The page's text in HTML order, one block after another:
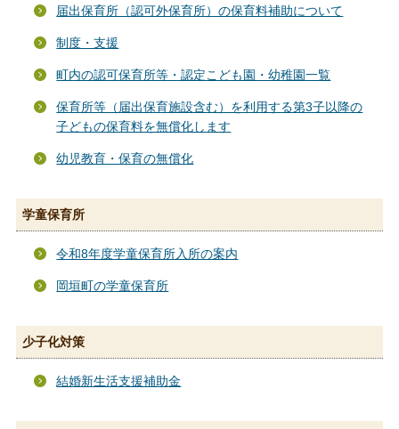
届出保育所（認可外保育所）の保育料補助について
制度・支援
町内の認可保育所等・認定こども園・幼稚園一覧
保育所等（届出保育施設含む）を利用する第3子以降の
子どもの保育料を無償化します
幼児教育・保育の無償化
学童保育所
令和8年度学童保育所入所の案内
岡垣町の学童保育所
少子化対策
結婚新生活支援補助金